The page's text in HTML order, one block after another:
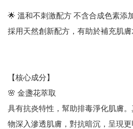
🌟 溫和不刺激配方 不含合成色素添
採用天然創新配方，有助於補充肌膚
【核心成分】
🌸 金盞花萃取
具有抗炎特性，幫助排毒淨化肌膚
物深入滲透肌膚，對抗暗沉，呈現更